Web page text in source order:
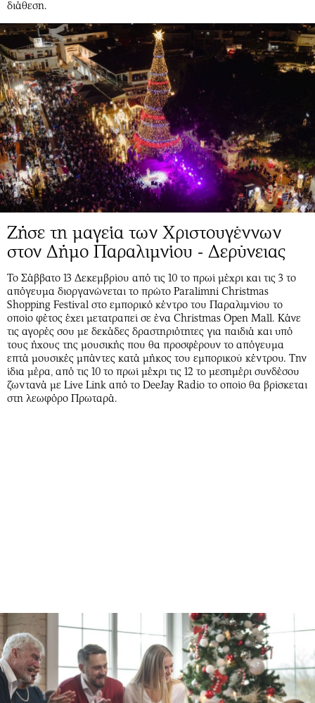
διάθεση.
Ζήσε τη μαγεία των Χριστουγέννων
στον Δήμο Παραλιμνίου - Δερύνειας
Το Σάββατο 13 Δεκεμβρίου από τις 10 το πρωί μέχρι και τις 3 το
απόγευμα διοργανώνεται το πρώτο Paralimni Christmas
Shopping Festival στο εμπορικό κέντρο του Παραλιμνίου το
οποίο φέτος έχει μετατραπεί σε ένα Christmas Open Mall. Κάνε
τις αγορές σου με δεκάδες δραστηριότητες για παιδιά και υπό
τους ήχους της μουσικής που θα προσφέρουν το απόγευμα
επτά μουσικές μπάντες κατά μήκος του εμπορικού κέντρου. Την
ίδια μέρα, από τις 10 το πρωί μέχρι τις 12 το μεσημέρι συνδέσου
ζωντανά με Live Link από το DeeJay Radio το οποίο θα βρίσκεται
στη λεωφόρο Πρωταρά.